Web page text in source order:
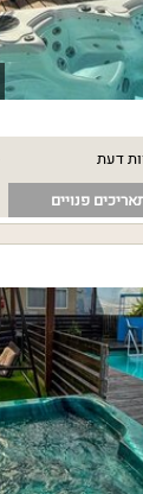
דעת
פנויים